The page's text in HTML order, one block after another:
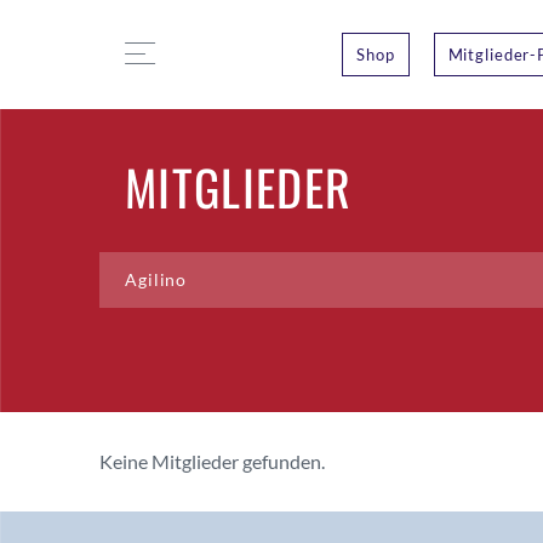
Shop Mitglieder-
MITGLIEDER
Keine Mitglieder gefunden.